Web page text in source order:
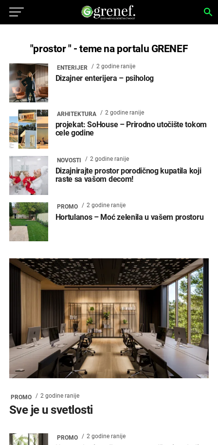
"prostor " - teme na portalu GRENEF
ENTERIJER 2 godine ranije
Dizajner enterijera – psiholog
ARHITEKTURA 2 godine ranije
projekat: SoHouse – Prirodno utočište tokom
cele godine
NOVOSTI 2 godine ranije
Dizajnirajte prostor porodičnog kupatila koji
raste sa vašom decom!
PROMO 2 godine ranije
Hortulanos – Moć zelenila u vašem prostoru
PROMO 2 godine ranije
Sve je u svetlosti
PROMO 2 godine ranije